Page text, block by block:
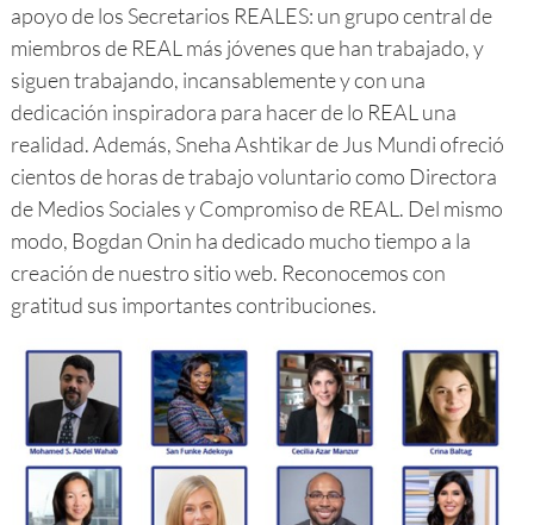
apoyo de los Secretarios REALES: un grupo central de
miembros de REAL más jóvenes que han trabajado, y
siguen trabajando, incansablemente y con una
dedicación inspiradora para hacer de lo REAL una
realidad. Además, Sneha Ashtikar de Jus Mundi ofreció
cientos de horas de trabajo voluntario como Directora
de Medios Sociales y Compromiso de REAL. Del mismo
modo, Bogdan Onin ha dedicado mucho tiempo a la
creación de nuestro sitio web. Reconocemos con
gratitud sus importantes contribuciones.